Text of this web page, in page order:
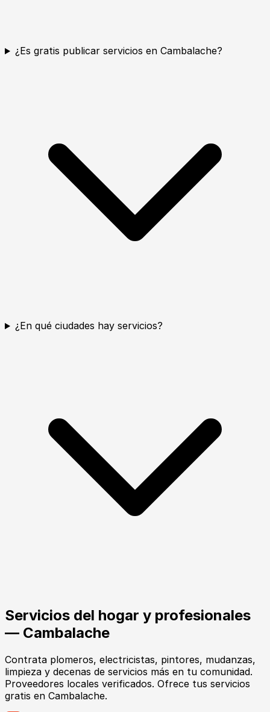
¿Es gratis publicar servicios en Cambalache?
¿En qué ciudades hay servicios?
Servicios del hogar y profesionales
— Cambalache
Contrata plomeros, electricistas, pintores, mudanzas,
limpieza y decenas de servicios más en tu comunidad.
Proveedores locales verificados. Ofrece tus servicios
gratis en Cambalache.